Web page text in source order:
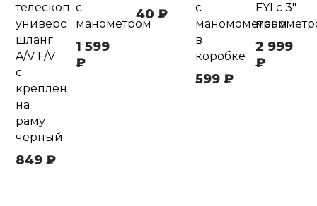
телескоп
универс
шланг
A/V F/V
с
креплен
на
раму
черный
849 ₽
с
манометром
1 599
₽
40 ₽
с
маномометром
в
коробке
599 ₽
FYI c 3"
2 999
₽